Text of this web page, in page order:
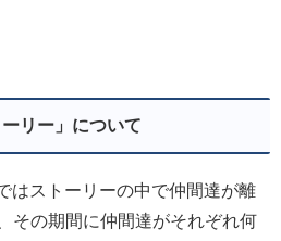
ーリー」について
はストーリーの中で仲間達が離
その期間に仲間達がそれぞれ何